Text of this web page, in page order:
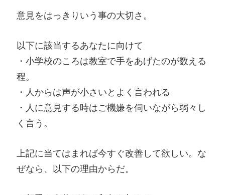
意見をはっきりいう事の大切さ。
以下に該当するあなたに向けて
・小学校のころは教室で手をあげたのが数える
程。
・人からは声が小さいとよく言われる
・人に意見する時はご機嫌を伺いながら弱々し
く言う。
上記に当てはまれば今すぐ改善して欲しい。な
ぜなら、以下の理由からだ。